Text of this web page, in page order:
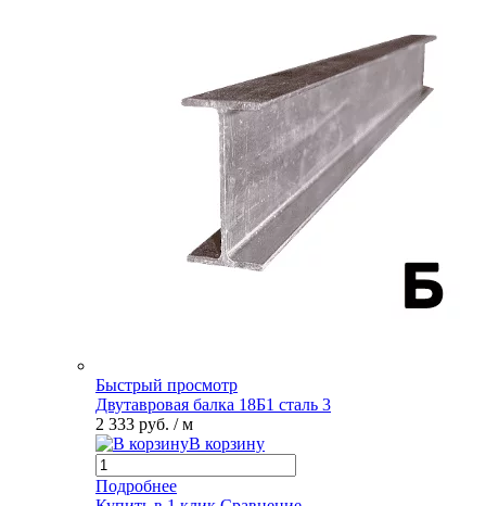
Быстрый просмотр
Двутавровая балка 18Б1 сталь 3
2 333 руб. / м
В корзину
Подробнее